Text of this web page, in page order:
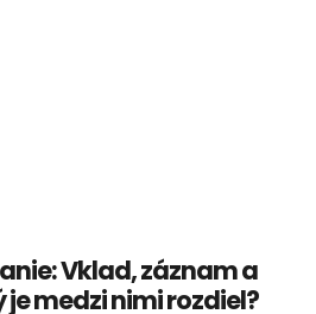
Vklad, záznam a
medzi nimi rozdiel?